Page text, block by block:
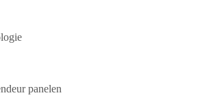
panelen